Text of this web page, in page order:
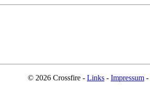
© 2026 Crossfire - Links - Impressum -